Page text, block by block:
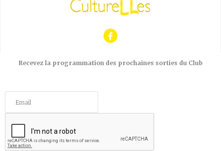
Recevez la programmation des prochaines sorties du Club